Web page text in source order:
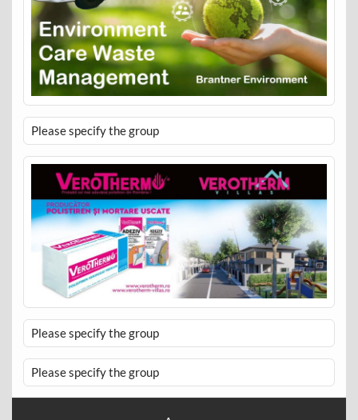
Please specify the group
Please specify the group
Please specify the group